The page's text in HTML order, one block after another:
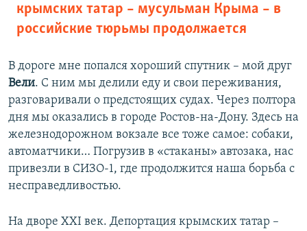
крымских татар – мусульман Крыма – в
российские тюрьмы продолжается
В дороге мне попался хороший спутник – мой друг
Вели. С ним мы делили еду и свои переживания,
разговаривали о предстоящих судах. Через полтора
дня мы оказались в городе Ростов-на-Дону. Здесь на
железнодорожном вокзале все тоже самое: собаки,
автоматчики… Погрузив в «стаканы» автозака, нас
привезли в СИЗО-1, где продолжится наша борьба с
несправедливостью.
На дворе XXI век. Депортация крымских татар –